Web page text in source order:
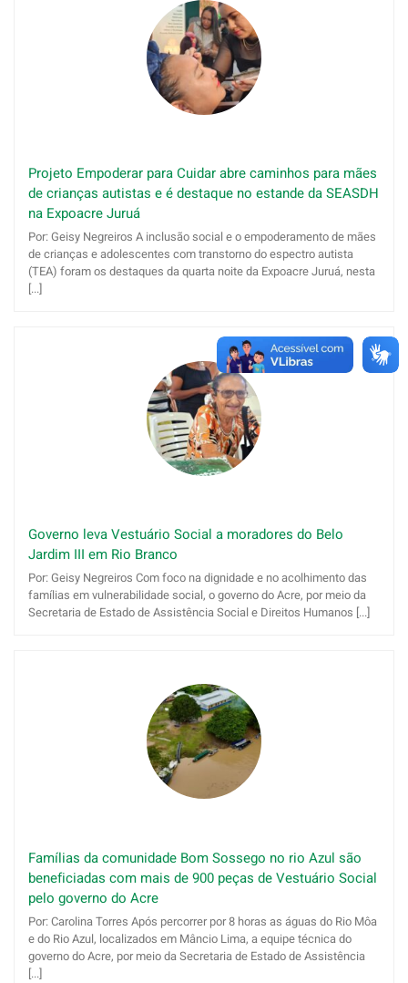
Projeto Empoderar para Cuidar abre caminhos para mães
de crianças autistas e é destaque no estande da SEASDH
na Expoacre Juruá
Por: Geisy Negreiros A inclusão social e o empoderamento de mães
de crianças e adolescentes com transtorno do espectro autista
(TEA) foram os destaques da quarta noite da Expoacre Juruá, nesta
[...]
Governo leva Vestuário Social a moradores do Belo
Jardim III em Rio Branco
Por: Geisy Negreiros Com foco na dignidade e no acolhimento das
famílias em vulnerabilidade social, o governo do Acre, por meio da
Secretaria de Estado de Assistência Social e Direitos Humanos [...]
Famílias da comunidade Bom Sossego no rio Azul são
beneficiadas com mais de 900 peças de Vestuário Social
pelo governo do Acre
Por: Carolina Torres Após percorrer por 8 horas as águas do Rio Môa
e do Rio Azul, localizados em Mâncio Lima, a equipe técnica do
governo do Acre, por meio da Secretaria de Estado de Assistência
[...]